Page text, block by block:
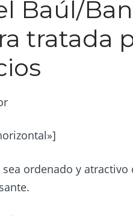
Baúl/
tratada
ordenado y atractivo